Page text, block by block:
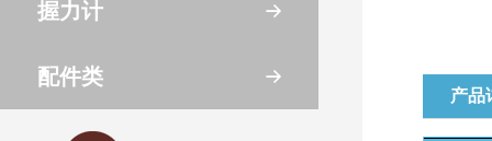
握力计
配件类
产品